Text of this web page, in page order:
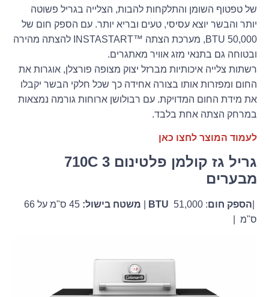
של טפטוף השומן והתלקחות להבות, הצלייה בגריל פשוטה
יותר והבשר יוצא עסיסי, טעים ובריא יותר. עם הספק חום של
50,000 BTU, מערכת הצתה ™INSTASTART להצתה מהירה
ובטוחה גם בתנאי מזג אוויר מאתגרים.
רשתות צלייה איכותיות מברזל יצוק מצופה פורצלן, אוגרות את
החום ומפזרות אותו בצורה אחידה כך שכל חלקי הבשר יקבלו
את מידת החום המדויקת. עם רבולושן ארוחות גורמה נמצאות
במרחק הצתה אחת בלבד.
לעמוד המוצר לחצו כאן
גריל גז קולמן פלטינום 710C 3
מבערים
הספק חום:
BTU51,000 | משטח בישול:
45 ס"מ על 66
ס"מ |